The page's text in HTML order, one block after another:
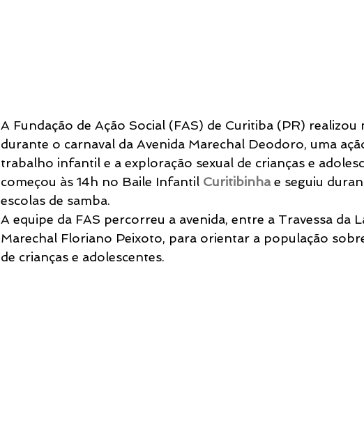
A Fundação de Ação Social (FAS) de Curitiba (PR) realizou
durante o carnaval da Avenida Marechal Deodoro, uma
trabalho infantil e a exploração sexual de crianças e
começou às 14h no Baile Infantil Curitibinha e seguiu
escolas de samba.
A equipe da FAS percorreu a avenida, entre a Travessa da
Marechal Floriano Peixoto, para orientar a população
de crianças e adolescentes.